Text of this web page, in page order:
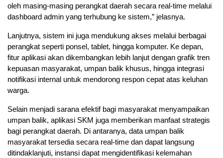
oleh masing-masing perangkat daerah secara real-time melalui
dashboard admin yang terhubung ke sistem,” jelasnya.
Lanjutnya, sistem ini juga mendukung akses melalui berbagai
perangkat seperti ponsel, tablet, hingga komputer. Ke depan,
fitur aplikasi akan dikembangkan lebih lanjut dengan grafik tren
kepuasan masyarakat, umpan balik khusus, hingga integrasi
notifikasi internal untuk mendorong respon cepat atas keluhan
warga.
Selain menjadi sarana efektif bagi masyarakat menyampaikan
umpan balik, aplikasi SKM juga memberikan manfaat strategis
bagi perangkat daerah. Di antaranya, data umpan balik
masyarakat tersedia secara real-time dan dapat langsung
ditindaklanjuti, instansi dapat mengidentifikasi kelemahan